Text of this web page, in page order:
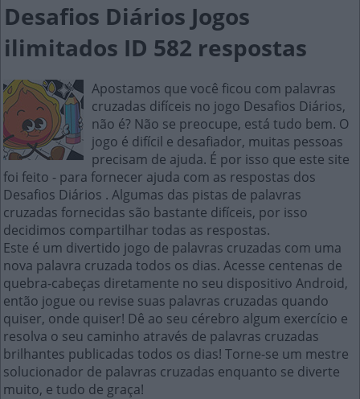
Desafios Diários Jogos
ilimitados ID 582 respostas
Apostamos que você ficou com palavras
cruzadas difíceis no jogo Desafios Diários,
não é? Não se preocupe, está tudo bem. O
jogo é difícil e desafiador, muitas pessoas
precisam de ajuda. É por isso que este site
foi feito - para fornecer ajuda com as respostas dos
Desafios Diários . Algumas das pistas de palavras
cruzadas fornecidas são bastante difíceis, por isso
decidimos compartilhar todas as respostas.
Este é um divertido jogo de palavras cruzadas com uma
nova palavra cruzada todos os dias. Acesse centenas de
quebra-cabeças diretamente no seu dispositivo Android,
então jogue ou revise suas palavras cruzadas quando
quiser, onde quiser! Dê ao seu cérebro algum exercício e
resolva o seu caminho através de palavras cruzadas
brilhantes publicadas todos os dias! Torne-se um mestre
solucionador de palavras cruzadas enquanto se diverte
muito, e tudo de graça!